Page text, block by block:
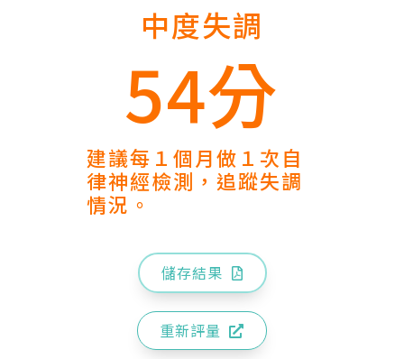
中度失調
54分
建議每１個月做１次自
律神經檢測，追蹤失調
情況。
儲存結果
重新評量